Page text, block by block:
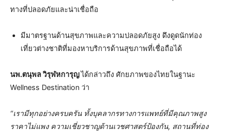
ทางที่ปลอดภัยและน่าเชื่อถือ
มีมาตรฐานด้านสุขภาพและความปลอดภัยสูง ดึงดูดนักท่อง
เที่ยวต่างชาติที่มองหาบริการด้านสุขภาพที่เชื่อถือได้
นพ.ตนุพล วิรุฬหการุญได้กล่าวถึง ศักยภาพของไทยในฐานะ
Wellness Destination ว่า
“เรามีทุกอย่างครบครัน ทั้งบุคลากรทางการแพทย์ที่มีคุณภาพสูง
ราคาไม่แพง ความเชี่ยวชาญด้านเวชศาสตร์ป้องกัน, สถานที่ท่อง